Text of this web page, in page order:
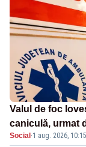
Valul de foc
caniculă, urmat
urcă spre 40°C
Social ·1 aug. 2026, 10:15